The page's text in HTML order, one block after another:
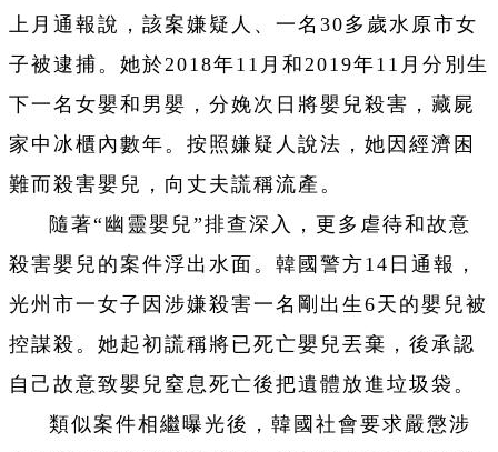
上月通報說，該案嫌疑人、一名30多歲水原市女
子被逮捕。她於2018年11月和2019年11月分別生
下一名女嬰和男嬰，分娩次日將嬰兒殺害，藏屍
家中冰櫃內數年。按照嫌疑人說法，她因經濟困
難而殺害嬰兒，向丈夫謊稱流產。
隨著“幽靈嬰兒”排查深入，更多虐待和故意
殺害嬰兒的案件浮出水面。韓國警方14日通報，
光州市一女子因涉嫌殺害一名剛出生6天的嬰兒被
控謀殺。她起初謊稱將已死亡嬰兒丟棄，後承認
自己故意致嬰兒窒息死亡後把遺體放進垃圾袋。
類似案件相繼曝光後，韓國社會要求嚴懲涉